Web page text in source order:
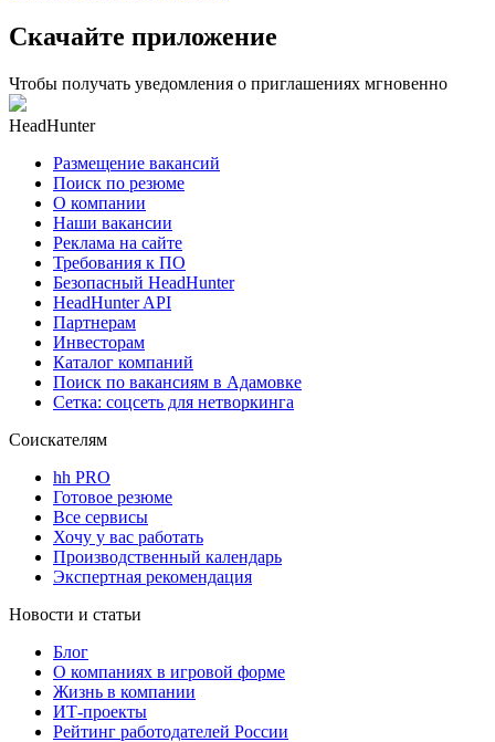
Скачайте приложение
Чтобы получать уведомления о приглашениях мгновенно
HeadHunter
Размещение вакансий
Поиск по резюме
О компании
Наши вакансии
Реклама на сайте
Требования к ПО
Безопасный HeadHunter
HeadHunter API
Партнерам
Инвесторам
Каталог компаний
Поиск по вакансиям в Адамовке
Сетка: соцсеть для нетворкинга
Соискателям
hh PRO
Готовое резюме
Все сервисы
Хочу у вас работать
Производственный календарь
Экспертная рекомендация
Новости и статьи
Блог
О компаниях в игровой форме
Жизнь в компании
ИТ-проекты
Рейтинг работодателей России